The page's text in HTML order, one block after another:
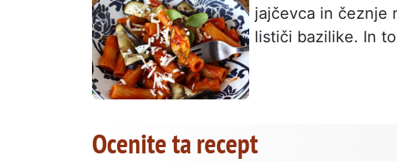
jajčevca in čeznje
lističi bazilike. In
Ocenite ta recept